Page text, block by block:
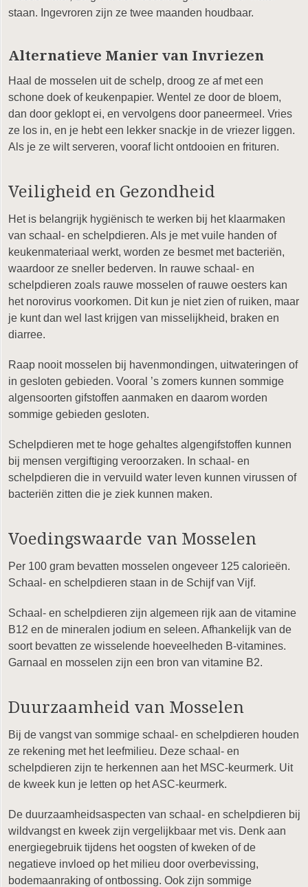
staan. Ingevroren zijn ze twee maanden houdbaar.
Alternatieve Manier van Invriezen
Haal de mosselen uit de schelp, droog ze af met een
schone doek of keukenpapier. Wentel ze door de bloem,
dan door geklopt ei, en vervolgens door paneermeel. Vries
ze los in, en je hebt een lekker snackje in de vriezer liggen.
Als je ze wilt serveren, vooraf licht ontdooien en frituren.
Veiligheid en Gezondheid
Het is belangrijk hygiënisch te werken bij het klaarmaken
van schaal- en schelpdieren. Als je met vuile handen of
keukenmateriaal werkt, worden ze besmet met bacteriën,
waardoor ze sneller bederven. In rauwe schaal- en
schelpdieren zoals rauwe mosselen of rauwe oesters kan
het norovirus voorkomen. Dit kun je niet zien of ruiken, maar
je kunt dan wel last krijgen van misselijkheid, braken en
diarree.
Raap nooit mosselen bij havenmondingen, uitwateringen of
in gesloten gebieden. Vooral ’s zomers kunnen sommige
algensoorten gifstoffen aanmaken en daarom worden
sommige gebieden gesloten.
Schelpdieren met te hoge gehaltes algengifstoffen kunnen
bij mensen vergiftiging veroorzaken. In schaal- en
schelpdieren die in vervuild water leven kunnen virussen of
bacteriën zitten die je ziek kunnen maken.
Voedingswaarde van Mosselen
Per 100 gram bevatten mosselen ongeveer 125 calorieën.
Schaal- en schelpdieren staan in de Schijf van Vijf.
Schaal- en schelpdieren zijn algemeen rijk aan de vitamine
B12 en de mineralen jodium en seleen. Afhankelijk van de
soort bevatten ze wisselende hoeveelheden B-vitamines.
Garnaal en mosselen zijn een bron van vitamine B2.
Duurzaamheid van Mosselen
Bij de vangst van sommige schaal- en schelpdieren houden
ze rekening met het leefmilieu. Deze schaal- en
schelpdieren zijn te herkennen aan het MSC-keurmerk. Uit
de kweek kun je letten op het ASC-keurmerk.
De duurzaamheidsaspecten van schaal- en schelpdieren bij
wildvangst en kweek zijn vergelijkbaar met vis. Denk aan
energiegebruik tijdens het oogsten of kweken of de
negatieve invloed op het milieu door overbevissing,
bodemaanraking of ontbossing. Ook zijn sommige